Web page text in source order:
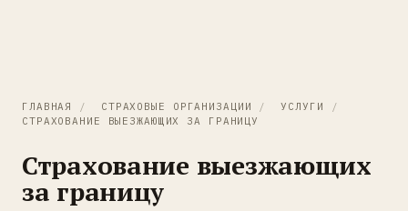
ГЛАВНАЯ / СТРАХОВЫЕ ОРГАНИЗАЦИИ / УСЛУГИ
/
СТРАХОВАНИЕ ВЫЕЗЖАЮЩИХ ЗА ГРАНИЦУ
Страхование выезжающих
за границу